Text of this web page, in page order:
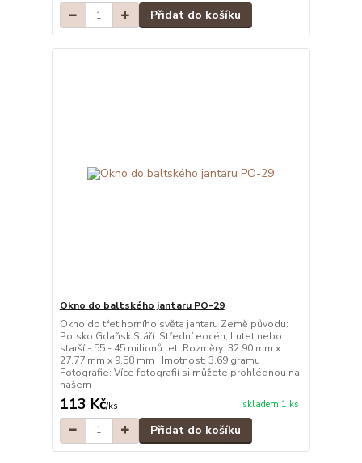
Přidat do košíku
Okno do baltského jantaru PO-29
Okno do třetihorního světa jantaru Země původu:
Polsko Gdaňsk Stáří: Střední eocén, Lutet nebo
starší - 55 - 45 milionů let. Rozměry: 32.90 mm x
27.77 mm x 9.58 mm Hmotnost: 3.69 gramu
Fotografie: Více fotografií si můžete prohlédnou na
našem
113 Kč/ks skladem 1 ks
Přidat do košíku